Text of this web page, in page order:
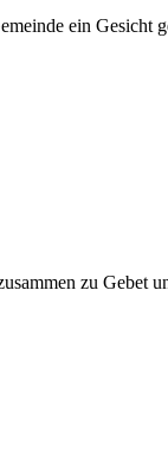
ein Gesicht
zu